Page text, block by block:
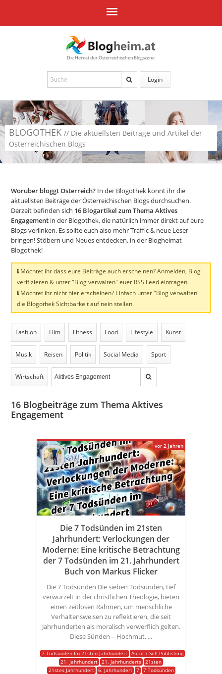
Die Heimat der Österreichischen Blogszene
Login
BLOGOTHEK // Die aktuellsten Beiträge und Artikel der
Österreichischen Blogs
Worüber bloggt Österreich? In der Blogothek könnt ihr die
aktuellsten Beiträge der Österreichischen Blogs durchsuchen.
Derzeit befinden sich 16 Blogartikel zum Thema Aktives
Engagement in der Blogothek, die natürlich immer direkt auf eure
Blogs verlinken. Es sollte euch also mehr Traffic & neue Leser
bringen! Stöbern und Neues entdecken, in der Blogheimat
Blogothek!
Möchtet ihr dass eure Beiträge auch erscheinen? Anmelden, Blog
verifizieren & unter "Blog verwalten" euer RSS Feed eintragen.
Möchtet ihr nicht hier erscheinen? Einfach unter "Blog verwalten"
die Blogothek Sichtbarkeit auf nein stellen.
Fashion Film Fitness Food Lifestyle Kunst
Musik Reisen Politik Social Media Sport
Wirtschaft
16 Blogbeiträge zum Thema Aktives
Engagement
Die 7 Todsünden im 21sten
Jahrhundert: Verlockungen der
Moderne: Eine kritische Betrachtung
der 7 Todsünden im 21. Jahrhundert
Buch von Markus Flicker
Die 7 Todsünden Die sieben Todsünden, tief
verwurzelt in der christlichen Theologie, bieten
einen zeitlosen Rahmen, um menschliche
Verhaltensweisen zu reflektieren, die seit
Jahrhunderten als moralisch verwerflich gelten.
Diese Sünden – Hochmut, ...
7 Todsünden Im 21sten Jahrhundert
Autor / Self Publishing
21. Jahrhundert 21. Jahrhunderts 21sten
21stes Jahrhundert
6. Jahrhundert 7
7 Todsünden
vor 2 Jahren